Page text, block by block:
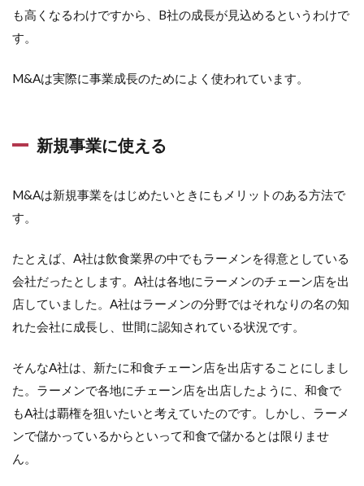
も高くなるわけですから、B社の成長が見込めるというわけで
す。
M&Aは実際に事業成長のためによく使われています。
新規事業に使える
M&Aは新規事業をはじめたいときにもメリットのある方法で
す。
たとえば、A社は飲食業界の中でもラーメンを得意としている
会社だったとします。A社は各地にラーメンのチェーン店を出
店していました。A社はラーメンの分野ではそれなりの名の知
れた会社に成長し、世間に認知されている状況です。
そんなA社は、新たに和食チェーン店を出店することにしまし
た。ラーメンで各地にチェーン店を出店したように、和食で
もA社は覇権を狙いたいと考えていたのです。しかし、ラーメ
ンで儲かっているからといって和食で儲かるとは限りませ
ん。